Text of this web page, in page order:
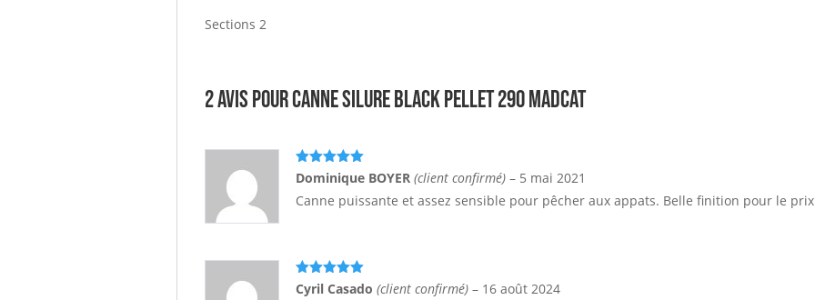
Sections 2
2 avis pourCanne Silure BLACK PELLET 290 MADCAT
Note5sur
5
Dominique BOYER (client confirmé) – 5 mai 2021
Canne puissante et assez sensible pour pêcher aux appats. Belle finition pour le
Note 5sur
Cyril Casado (client confirmé) – 16 août 2024